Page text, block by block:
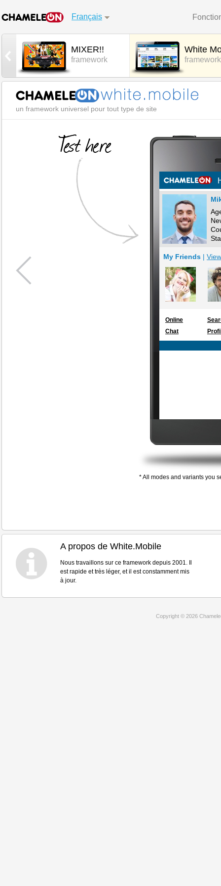
Français
MIXER!!
framework
White
framework
un framework universel pour tout type de site
* All modes and variants you
A propos de White.Mobile
Nous travaillons sur ce framework depuis 2001. Il
est rapide et très léger, et il est constamment mis
à jour.
Copyright © 2026